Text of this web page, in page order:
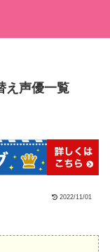
え声優一覧
2022/11/01